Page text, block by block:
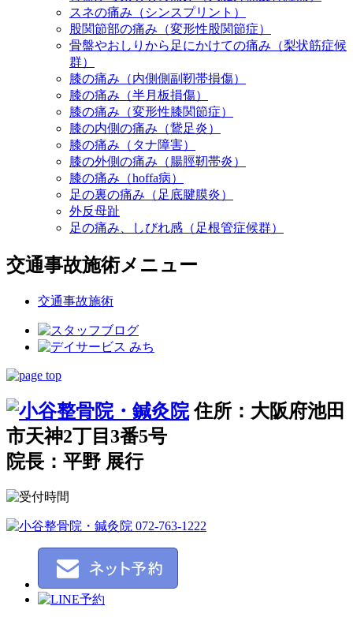
スネの痛み（シンスプリント）
股関節部の痛み（変形性股関節症）
骨盤やおしりから足にかけての痛み（梨状筋症候
群）
膝の痛み（内側側副靭帯損傷）
膝の痛み（半月板損傷）
膝の痛み（変形性膝関節症）
膝の内側の痛み（鵞足炎）
膝の痛み（タナ障害）
膝の外側の痛み（腸脛靭帯炎）
膝の痛み（hoffa病）
足の裏の痛み（足底腱膜炎）
外反母趾
足の痛み、しびれ感（足根管症候群）
交通事故施術メニュー
交通事故施術
住所：大阪府池田
市天神2丁目3番5号
院長：平野 展行